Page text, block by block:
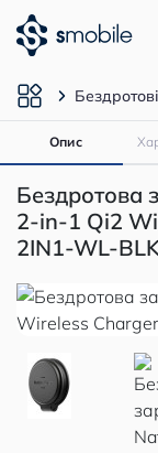
Опис
Бездротова
2-in-1 Qi2
2IN1-WL-